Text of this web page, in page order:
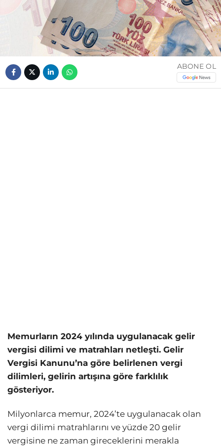
ABONE OL
Memurların 2024 yılında uygulanacak gelir
vergisi dilimi ve matrahları netleşti. Gelir
Vergisi Kanunu’na göre belirlenen vergi
dilimleri, gelirin artışına göre farklılık
gösteriyor.
Milyonlarca memur, 2024’te uygulanacak olan
vergi dilimi matrahlarını ve yüzde 20 gelir
vergisine ne zaman gireceklerini merakla